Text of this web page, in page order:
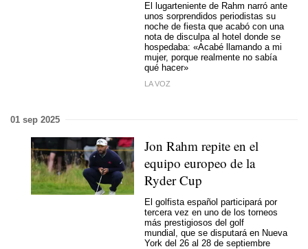
El lugarteniente de Rahm narró ante
unos sorprendidos periodistas su
noche de fiesta que acabó con una
nota de disculpa al hotel donde se
hospedaba: «Acabé llamando a mi
mujer, porque realmente no sabía
qué hacer»
LA VOZ
01 sep 2025
Jon Rahm repite en el
equipo europeo de la
Ryder Cup
El golfista español participará por
tercera vez en uno de los torneos
más prestigiosos del golf
mundial, que se disputará en Nueva
York del 26 al 28 de septiembre